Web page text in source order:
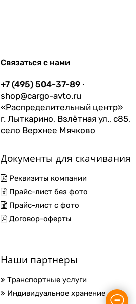
Связаться с нами
+7 (495) 504-37-89
shop@cargo-avto.ru
«Распределительный центр»
г. Лыткарино, Взлётная ул., с85,
село Верхнее Мячково
Документы для скачивания
Реквизиты компании
Прайс-лист без фото
Прайс-лист с фото
Договор-оферты
Наши партнеры
Транспортные услуги
Индивидуальное хранение